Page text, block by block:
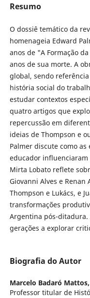
Resumo
O dossiê temático da
homenageia Edward
anos de "A Formação
anos de sua morte. A
global, sendo
história social do
estudar contextos
quatro artigos que
repercussão em
ideias de Thompson e
Palmer discute como
educador
Mirta Lobato reflete
Giovanni Alves e
Thompson e Lukács, e
transformações
Argentina pós-ditadura.
gerações a explorar
Biografia do Autor
Marcelo Badaró Mattos,
Professor titular de